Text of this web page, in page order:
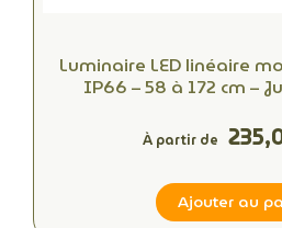
Luminaire LED linéaire
IP66 – 58 à 172 cm –
À partir de
Ajouter au